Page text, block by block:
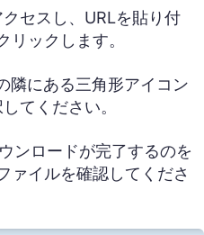
セスし、URLを貼り付
リックします。
隣にある三角形アイコン
てください。
ンロードが完了するのを
ァイルを確認してくださ